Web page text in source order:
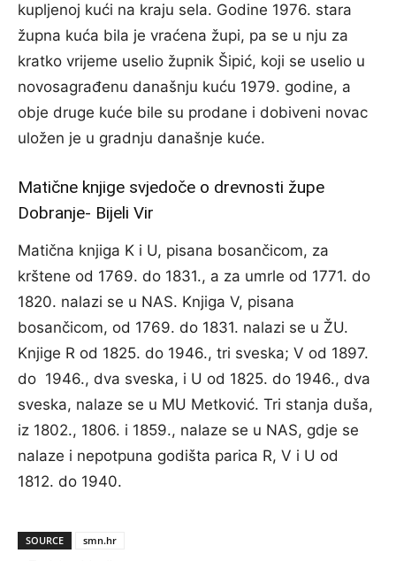
kupljenoj kući na kraju sela. Godine 1976. stara
župna kuća bila je vraćena župi, pa se u nju za
kratko vrijeme uselio župnik Šipić, koji se uselio u
novosagrađenu današnju kuću 1979. godine, a
obje druge kuće bile su prodane i dobiveni novac
uložen je u gradnju današnje kuće.
Matične knjige svjedoče o drevnosti župe
Dobranje- Bijeli Vir
Matična knjiga K i U, pisana bosančicom, za
krštene od 1769. do 1831., a za umrle od 1771. do
1820. nalazi se u NAS. Knjiga V, pisana
bosančicom, od 1769. do 1831. nalazi se u ŽU.
Knjige R od 1825. do 1946., tri sveska; V od 1897.
do 1946., dva sveska, i U od 1825. do 1946., dva
sveska, nalaze se u MU Metković. Tri stanja duša,
iz 1802., 1806. i 1859., nalaze se u NAS, gdje se
nalaze i nepotpuna godišta parica R, V i U od
1812. do 1940.
SOURCE smn.hr